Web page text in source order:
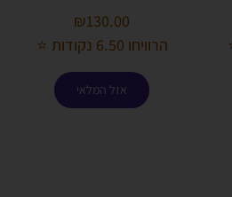
₪130.00
הרוויחו 6.50 נקודות ⭐
אזל המלאי